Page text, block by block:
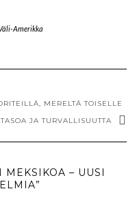
Amerikka
MERELTÄ TOISELLE
JA TURVALLISUUTTA
MEKSIKOA – UUSI